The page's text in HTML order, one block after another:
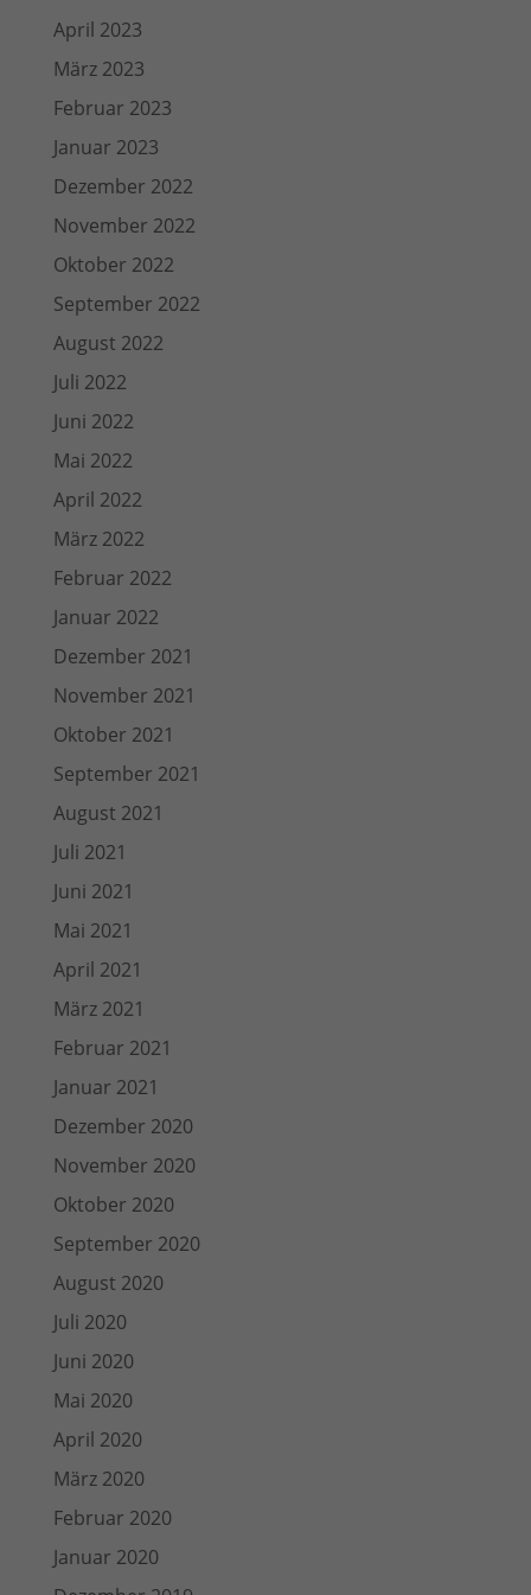
April 2023
März 2023
Februar 2023
Januar 2023
Dezember 2022
November 2022
Oktober 2022
September 2022
August 2022
Juli 2022
Juni 2022
Mai 2022
April 2022
März 2022
Februar 2022
Januar 2022
Dezember 2021
November 2021
Oktober 2021
September 2021
August 2021
Juli 2021
Juni 2021
Mai 2021
April 2021
März 2021
Februar 2021
Januar 2021
Dezember 2020
November 2020
Oktober 2020
September 2020
August 2020
Juli 2020
Juni 2020
Mai 2020
April 2020
März 2020
Februar 2020
Januar 2020